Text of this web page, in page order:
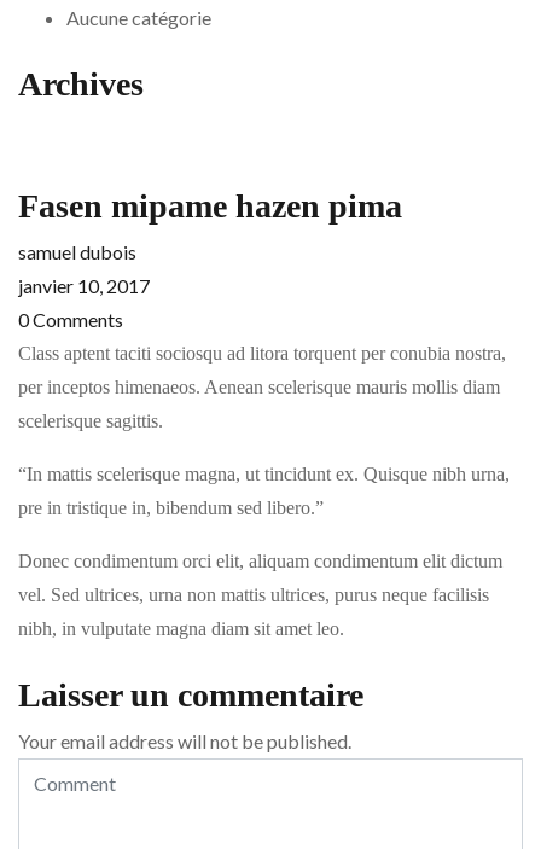
Aucune catégorie
Archives
Fasen mipame hazen pima
samuel dubois
janvier 10, 2017
0Comments
Class aptent taciti sociosqu ad litora torquent per conubia nostra,
per inceptos himenaeos. Aenean scelerisque mauris mollis diam
scelerisque sagittis.
“In mattis scelerisque magna, ut tincidunt ex. Quisque nibh urna,
pre in tristique in, bibendum sed libero.”
Donec condimentum orci elit, aliquam condimentum elit dictum
vel. Sed ultrices, urna non mattis ultrices, purus neque facilisis
nibh, in vulputate magna diam sit amet leo.
Laisser un commentaire
Your email address will not be published.